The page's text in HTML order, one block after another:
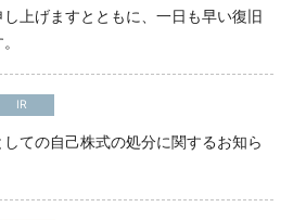
上げますとともに、一日も早い復旧
IR
ての自己株式の処分に関するお知ら